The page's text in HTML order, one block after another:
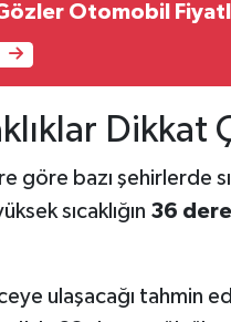
Gözler Otomobil
Dikkat
göre bazı şehirlerde
sıcaklığın 36
ulaşacağı tahmin